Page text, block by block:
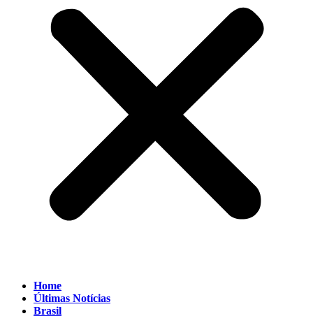
Home
Últimas Notícias
Brasil